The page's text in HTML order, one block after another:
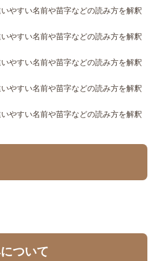
やすい名前や苗字などの読み方を解釈
やすい名前や苗字などの読み方を解釈
やすい名前や苗字などの読み方を解釈
やすい名前や苗字などの読み方を解釈
やすい名前や苗字などの読み方を解釈
ついて